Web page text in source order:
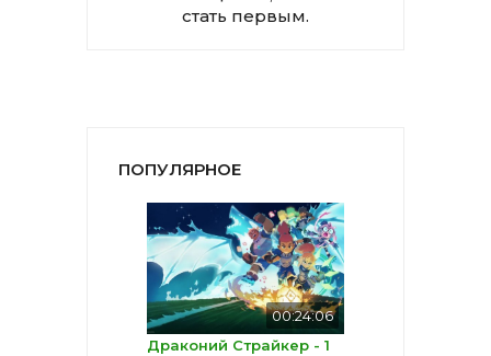
стать первым.
ПОПУЛЯРНОЕ
00:24:06
Драконий Страйкер - 1